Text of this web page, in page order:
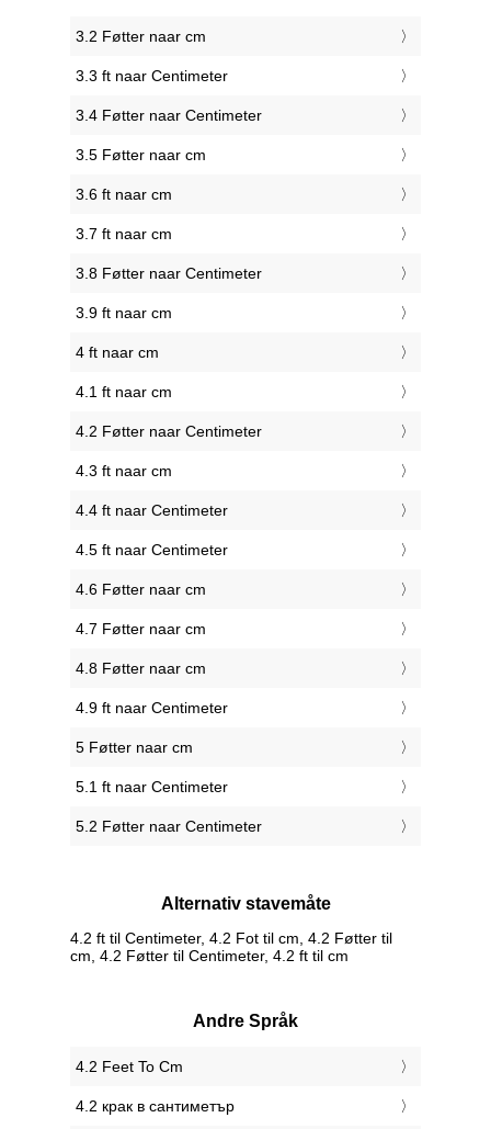
3.2 Føtter naar cm
3.3 ft naar Centimeter
3.4 Føtter naar Centimeter
3.5 Føtter naar cm
3.6 ft naar cm
3.7 ft naar cm
3.8 Føtter naar Centimeter
3.9 ft naar cm
4 ft naar cm
4.1 ft naar cm
4.2 Føtter naar Centimeter
4.3 ft naar cm
4.4 ft naar Centimeter
4.5 ft naar Centimeter
4.6 Føtter naar cm
4.7 Føtter naar cm
4.8 Føtter naar cm
4.9 ft naar Centimeter
5 Føtter naar cm
5.1 ft naar Centimeter
5.2 Føtter naar Centimeter
Alternativ stavemåte
4.2 ft til Centimeter, 4.2 Fot til cm, 4.2 Føtter til
cm, 4.2 Føtter til Centimeter, 4.2 ft til cm
Andre Språk
‎4.2 Feet To Cm
‎4.2 крак в сантиметър